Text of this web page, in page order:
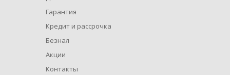
Гарантия
Кредит и рассрочка
Безнал
Акции
Контакты